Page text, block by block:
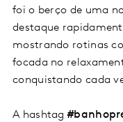
foi o berço de uma
destaque
mostrando rotinas
focada no
conquistando cada
A hashtag